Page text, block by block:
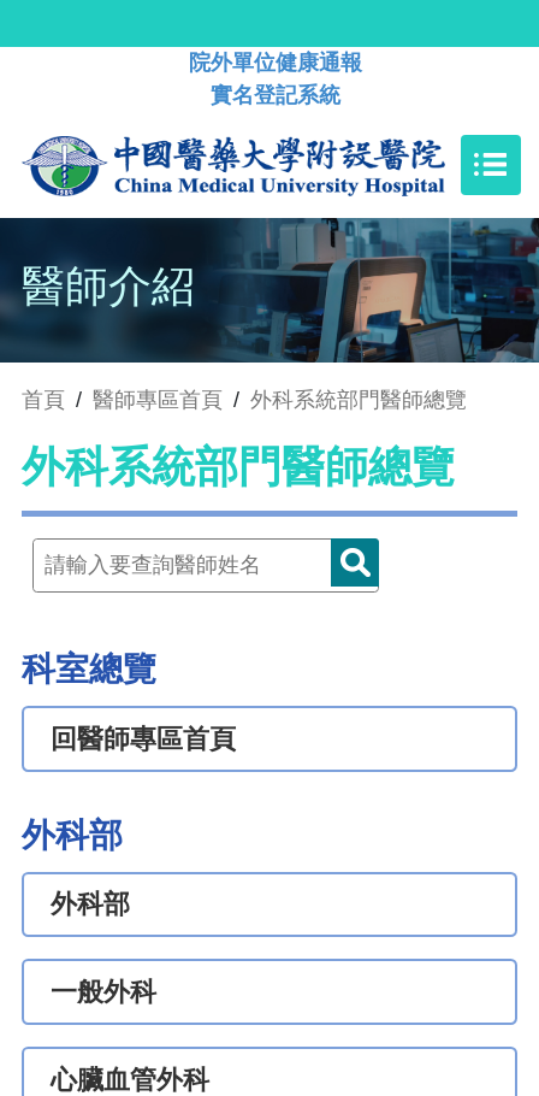
院外單位健康通報
實名登記系統
醫師介紹
首頁 / 醫師專區首頁 / 外科系統部門醫師總覽
外科系統部門醫師總覽
科室總覽
回醫師專區首頁
外科部
外科部
一般外科
心臟血管外科